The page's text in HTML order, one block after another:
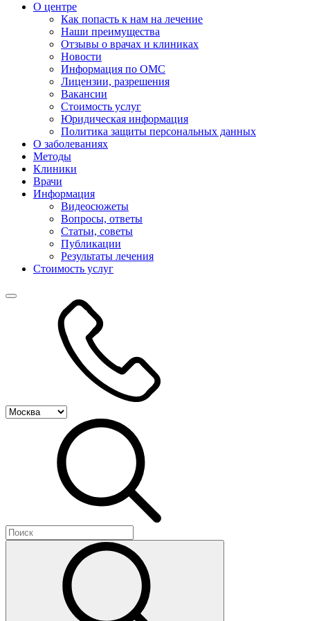
О центре
Как попасть к нам на лечение
Наши преимущества
Отзывы о врачах и клиниках
Новости
Информация по ОМС
Лицензии, разрешения
Вакансии
Стоимость услуг
Юридическая информация
Политика защиты персональных данных
О заболеваниях
Методы
Клиники
Врачи
Информация
Видеосюжеты
Вопросы, ответы
Статьи, советы
Публикации
Результаты лечения
Стоимость услуг